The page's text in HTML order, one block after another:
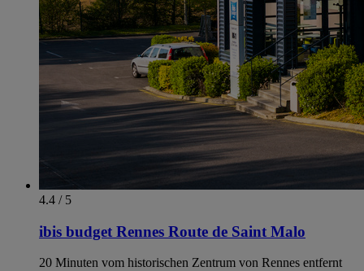
4.4 / 5
ibis budget Rennes Route de Saint Malo
20 Minuten vom historischen Zentrum von Rennes entfernt